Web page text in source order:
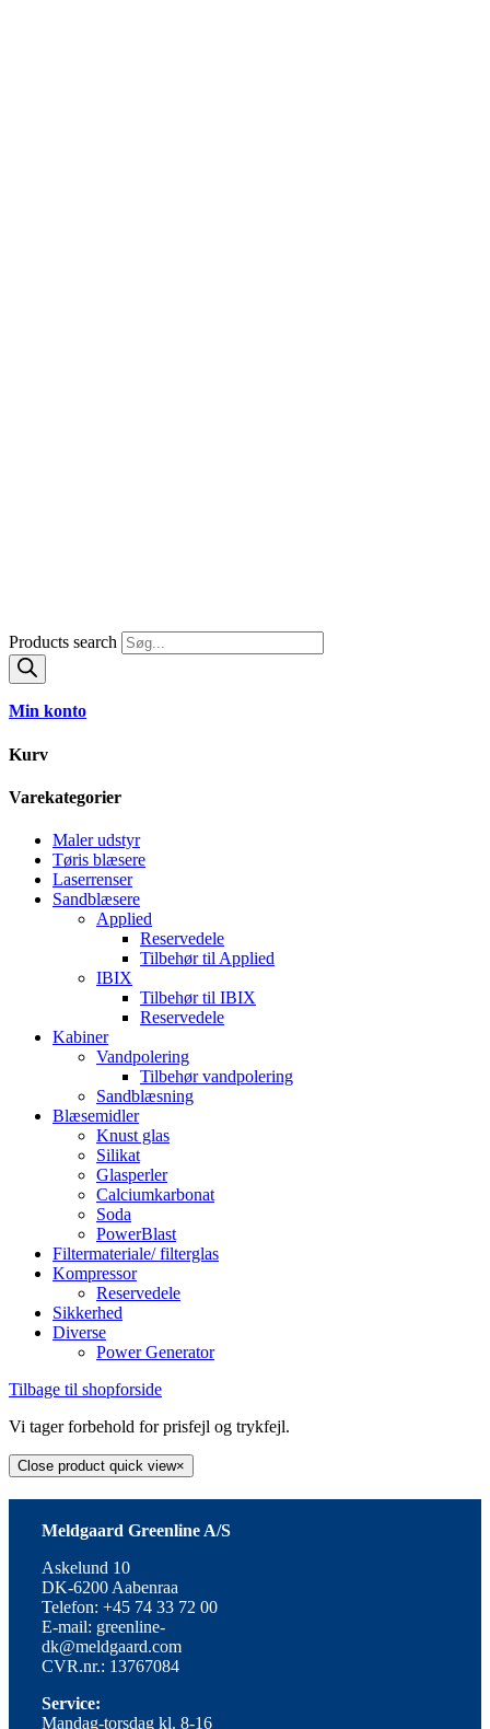
Products search
Min konto
Kurv
Varekategorier
Maler udstyr
Tøris blæsere
Laserrenser
Sandblæsere
Applied
Reservedele
Tilbehør til Applied
IBIX
Tilbehør til IBIX
Reservedele
Kabiner
Vandpolering
Tilbehør vandpolering
Sandblæsning
Blæsemidler
Knust glas
Silikat
Glasperler
Calciumkarbonat
Soda
PowerBlast
Filtermateriale/ filterglas
Kompressor
Reservedele
Sikkerhed
Diverse
Power Generator
Tilbage til shopforside
Vi tager forbehold for prisfejl og trykfejl.
Close product quick view×
Meldgaard Greenline A/S
Askelund 10
DK-6200 Aabenraa
Telefon: +45 74 33 72 00
E-mail: greenline-
dk@meldgaard.com
CVR.nr.: 13767084
Service:
Mandag-torsdag kl. 8-16